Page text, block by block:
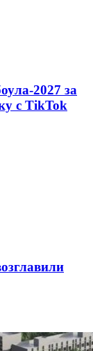
2027 за
с TikTok